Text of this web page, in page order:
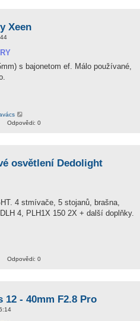
Xeen
s bajonetom ef. Málo používané,
Odpovědi: 0
osvětlení Dedolight
4 stmívače, 5 stojanů, brašna,
4, PLH1X 150 2X + další doplňky.
Odpovědi: 0
12 - 40mm F2.8 Pro